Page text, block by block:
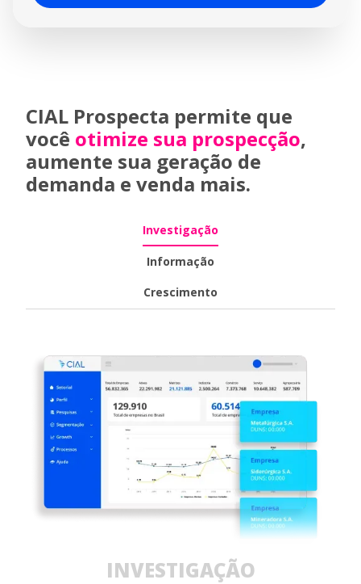
recebendo alertas e updates automáticos.
CIAL Prospecta permite que
você otimize sua prospecção,
aumente sua geração de
demanda e venda mais.
Investigação
Informação
Crescimento
INVESTIGAÇÃO